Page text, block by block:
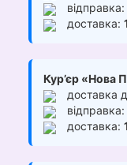
відправка:
доставка:
Кур’єр «Нова
доставка
відправка:
доставка: